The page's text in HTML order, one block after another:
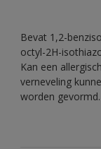
Bevat 1,2-
octyl-2H-
Kan een
verneveling
worden